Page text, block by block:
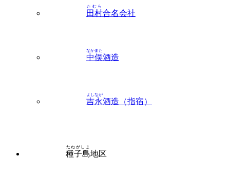
田村
たむら
合名会社
中俣
なかまた
酒造
吉永
よしなが
酒造（指宿）
種子島
たねがしま
地区